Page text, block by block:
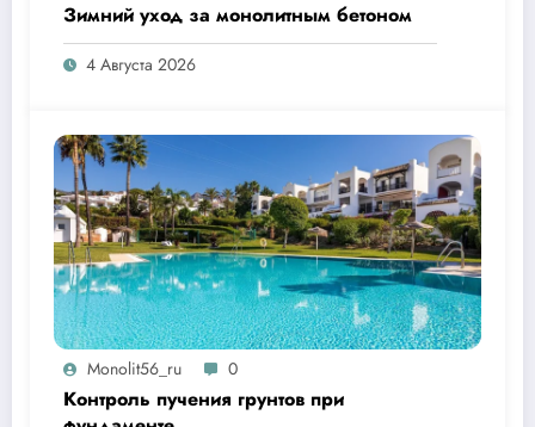
Зимний уход за монолитным бетоном
4 Августа 2026
Monolit56_ru 0
Контроль пучения грунтов при